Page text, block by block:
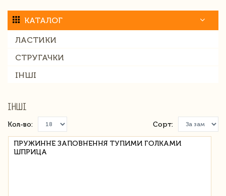
КАТАЛОГ
ЛАСТИКИ
СТРУГАЧКИ
ІНШІ
ІНШІ
Кол-во: Сорт:
ПРУЖИННЕ ЗАПОВНЕННЯ ТУПИМИ ГОЛКАМИ
ШПРИЦА